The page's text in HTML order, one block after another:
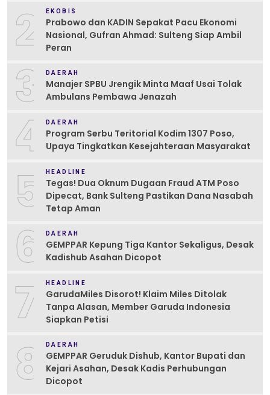
2 EKOBIS
Prabowo dan KADIN Sepakat Pacu Ekonomi
Nasional, Gufran Ahmad: Sulteng Siap Ambil
Peran
3 DAERAH
Manajer SPBU Jrengik Minta Maaf Usai Tolak
Ambulans Pembawa Jenazah
4 DAERAH
Program Serbu Teritorial Kodim 1307 Poso,
Upaya Tingkatkan Kesejahteraan Masyarakat
5 HEADLINE
Tegas! Dua Oknum Dugaan Fraud ATM Poso
Dipecat, Bank Sulteng Pastikan Dana Nasabah
Tetap Aman
6 DAERAH
GEMPPAR Kepung Tiga Kantor Sekaligus, Desak
Kadishub Asahan Dicopot
7 HEADLINE
GarudaMiles Disorot! Klaim Miles Ditolak
Tanpa Alasan, Member Garuda Indonesia
Siapkan Petisi
8 DAERAH
GEMPPAR Geruduk Dishub, Kantor Bupati dan
Kejari Asahan, Desak Kadis Perhubungan
Dicopot